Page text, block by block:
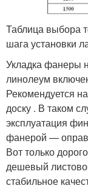
Таблица выбора
шага установки
Укладка фанеры
линолеум
Рекомендуется
доску . В таком
эксплуатация
фанерой —
Вот только
дешевый
стабильное